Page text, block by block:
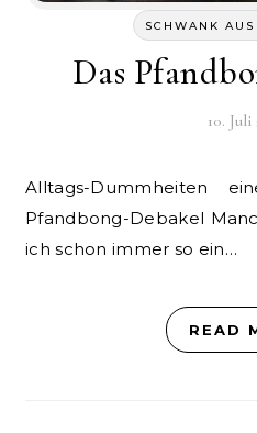
SCHWANK
Das
10. Juli
Alltags-Dummheiten einer Ü50-Jährigen: Das
Pfandbong-Debakel
ich schon immer so ein…
READ